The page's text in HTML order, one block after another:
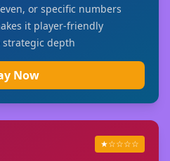
or specific numbers
it player-friendly
strategic depth
Now
★☆☆☆☆